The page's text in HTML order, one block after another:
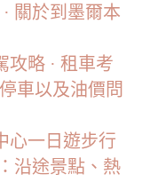
關於到墨爾本
攻略 · 租車考
車以及油價問
心一日遊步行
沿途景點、熱